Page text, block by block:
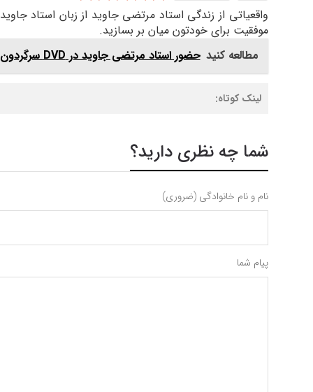
واقعیاتی از زندگی استاد مرتضی جاوید از زبان استاد
موفقیت برای خودتون میان بر بسازید.
مطالعه کنید حضور استاد مرتضی جاوید در DVD سرگردون - قسمت دوم
لینک کوتاه:
شما چه نظری دارید؟
نام و نام خانوادگی (ضروری)
پیام شما